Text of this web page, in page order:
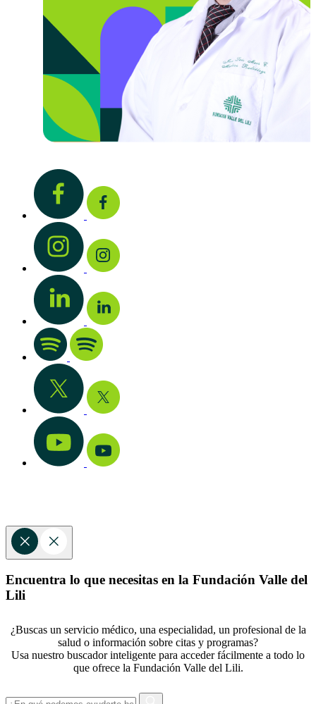
Encuentra lo que necesitas en la Fundación Valle del
Lili
¿Buscas un servicio médico, una especialidad, un profesional de la
salud o información sobre citas y programas?
Usa nuestro buscador inteligente para acceder fácilmente a todo lo
que ofrece la Fundación Valle del Lili.